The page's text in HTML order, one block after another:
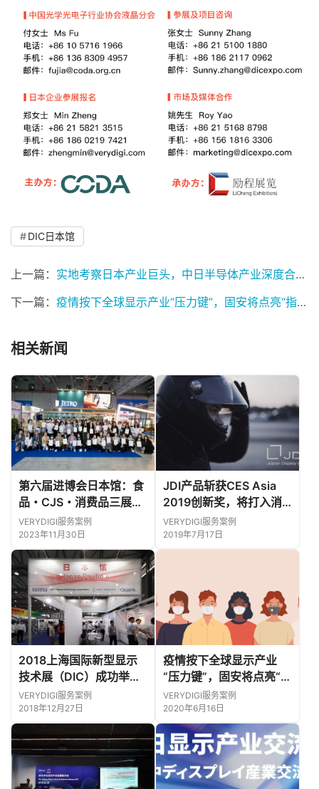
DIC日本馆
上一篇： 实地考察日本产业巨头，中日半导体产业深度合作是大势所趋
下一篇： 疫情按下全球显示产业“压力键”，固安将点亮“指明灯”
相关新闻
第六届进博会日本馆：食
品・CJS・消费品三展区
运营回顾
VERYDIGI服务案例
2023年11月30日
JDI产品斩获CES Asia
2019创新奖，将打入消
费级市场
VERYDIGI服务案例
2019年7月17日
2018上海国际新型显示
技术展（DIC）成功举
办，日本馆引人瞩目！
VERYDIGI服务案例
2018年12月27日
疫情按下全球显示产业
“压力键”，固安将点亮“指
明灯”
VERYDIGI服务案例
2020年6月16日